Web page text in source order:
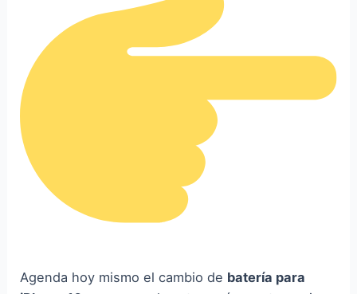
Agenda hoy mismo el cambio de batería para